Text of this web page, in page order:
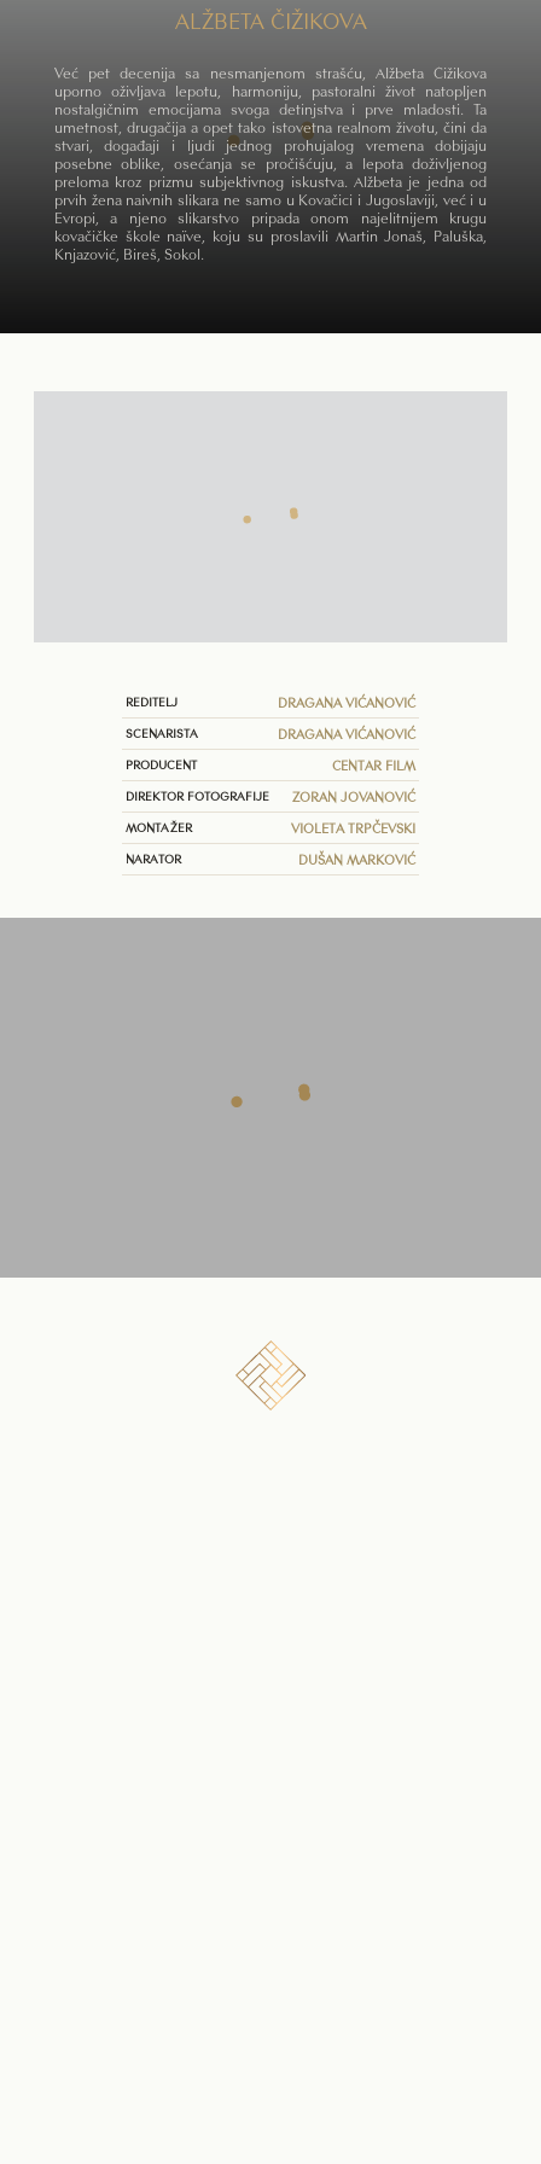
ALŽBETA ČIŽIKOVA
Već pet decenija sa nesmanjenom strašću, Alžbeta Čižikova
uporno oživljava lepotu, harmoniju, pastoralni život natopljen
nostalgičnim emocijama svoga detinjstva i prve mladosti. Ta
umetnost, drugačija a opet tako istovetna realnom životu, čini da
stvari, događaji i ljudi jednog prohujalog vremena dobijaju
posebne oblike, osećanja se pročišćuju, a lepota doživljenog
preloma kroz prizmu subjektivnog iskustva. Alžbeta je jedna od
prvih žena naivnih slikara ne samo u Kovačici i Jugoslaviji, već i u
Evropi, a njeno slikarstvo pripada onom najelitnijem krugu
kovačičke škole naïve, koju su proslavili Martin Jonaš, Paluška,
Knjazović, Bireš, Sokol.
REDITELJ DRAGANA VIĆANOVIĆ
SCENARISTA DRAGANA VIĆANOVIĆ
PRODUCENT CENTAR FILM
DIREKTOR FOTOGRAFIJE ZORAN JOVANOVIĆ
MONTAŽER VIOLETA TRPČEVSKI
NARATOR DUŠAN MARKOVIĆ